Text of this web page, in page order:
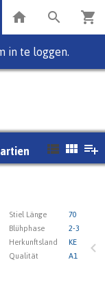
in te loggen.
Stiel Länge
70
Blühphase
2-3
Herkunftsland
KE
Qualität A1
5